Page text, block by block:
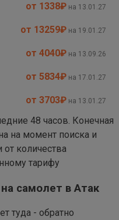
от 1338₽ на 13.01.27
от 13259₽ на 19.01.27
от 4040₽ на 13.09.26
от 5834₽ на 17.01.27
от 3703₽ на 13.01.27
48 часов. Конечная
на момент поиска и
количества
тарифу
самолет в Атак
туда - обратно